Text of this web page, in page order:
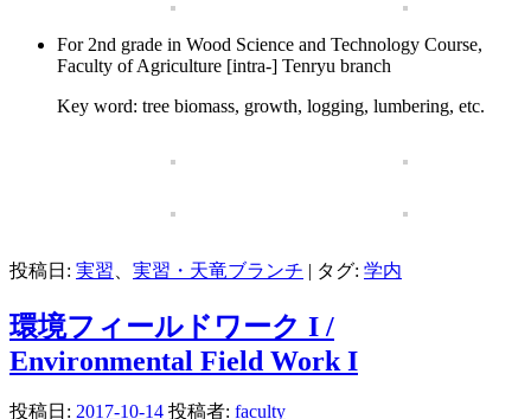
For 2nd grade in Wood Science and Technology Course,
Faculty of Agriculture [intra-] Tenryu branch
Key word: tree biomass, growth, logging, lumbering, etc.
投稿日: 実習 実習・天竜ブランチ | タグ: 学内
環境フィールドワーク I /
Environmental Field Work I
投稿日: 2017-10-14 投稿者: faculty